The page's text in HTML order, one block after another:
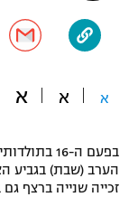
"מחצית
משתתפים
תקנון עבור
טניס
אופניים
פוטבול אמריקאי NFL
א א א
בפעם ה-16
זכייה שנייה ברצף